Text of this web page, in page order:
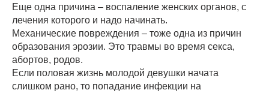
Еще одна причина – воспаление женских органов, с
лечения которого и надо начинать.
Механические повреждения – тоже одна из причин
образования эрозии. Это травмы во время секса,
абортов, родов.
Если половая жизнь молодой девушки начата
слишком рано, то попадание инфекции на